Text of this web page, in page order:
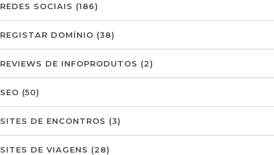
REDES SOCIAIS (186)
REGISTAR DOMÍNIO (38)
REVIEWS DE INFOPRODUTOS (2)
SEO (50)
SITES DE ENCONTROS (3)
SITES DE VIAGENS (28)